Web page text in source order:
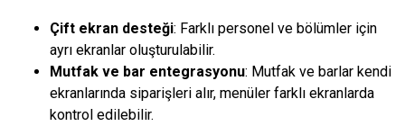
Çift ekran desteği: Farklı personel ve bölümler için
ayrı ekranlar oluşturulabilir.
Mutfak ve bar entegrasyonu: Mutfak ve barlar kendi
ekranlarında siparişleri alır, menüler farklı ekranlarda
kontrol edilebilir.